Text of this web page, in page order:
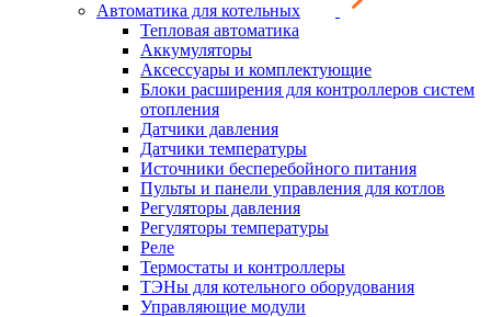
Автоматика для котельных
Тепловая автоматика
Аккумуляторы
Аксессуары и комплектующие
Блоки расширения для контроллеров систем
отопления
Датчики давления
Датчики температуры
Источники бесперебойного питания
Пульты и панели управления для котлов
Регуляторы давления
Регуляторы температуры
Реле
Термостаты и контроллеры
ТЭНы для котельного оборудования
Управляющие модули